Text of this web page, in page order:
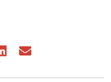
Share Share